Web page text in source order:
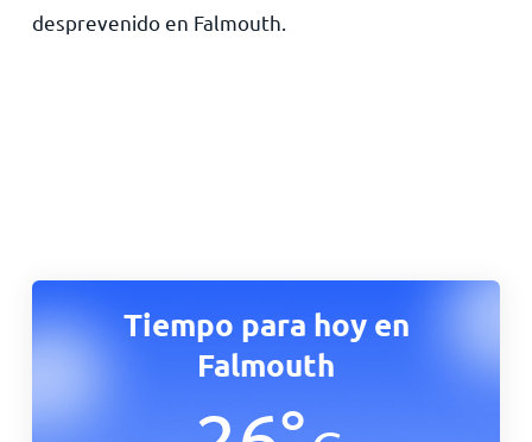
desprevenido en Falmouth.
Tiempo para hoy en
Falmouth